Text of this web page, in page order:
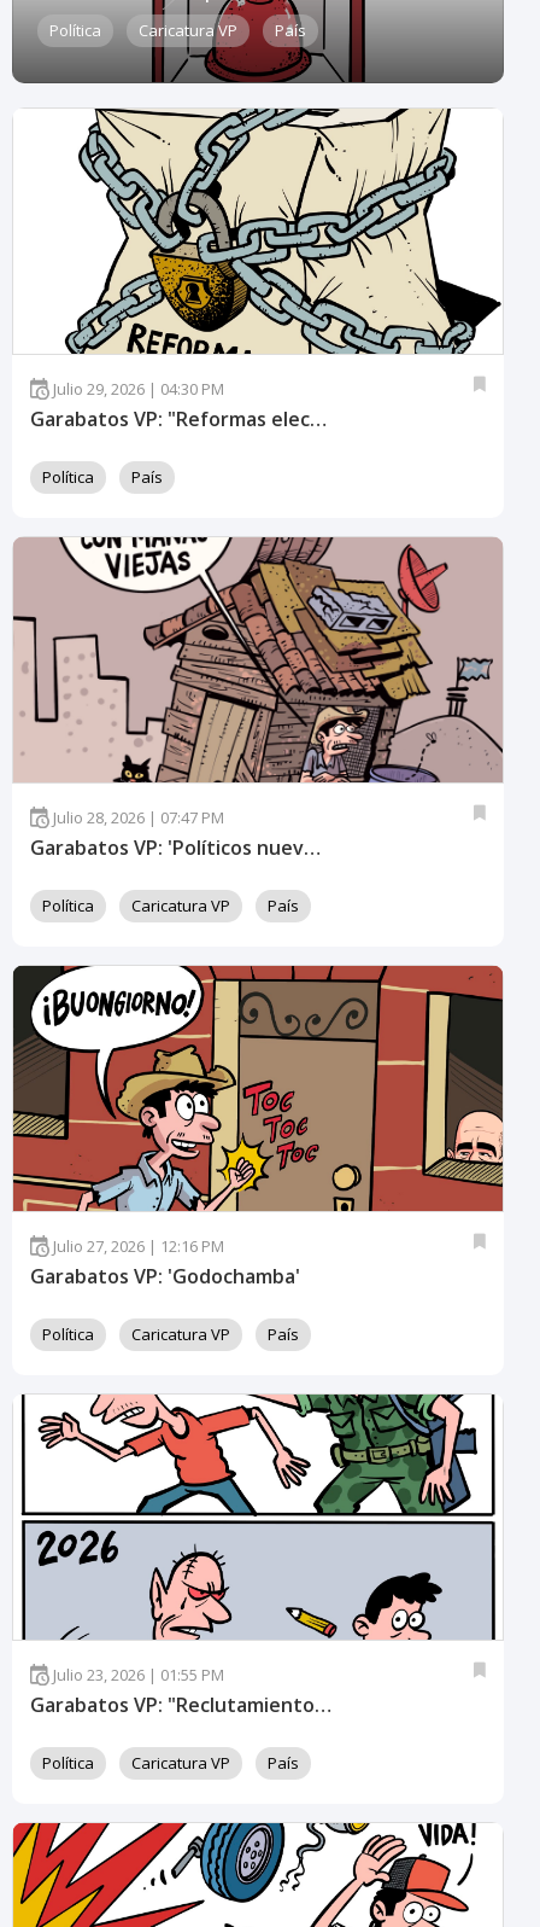
Política Caricatura VP País
Julio 29, 2026 | 04:30 PM
Garabatos VP: "Reformas electorales"
Política País
Julio 28, 2026 | 07:47 PM
Garabatos VP: 'Políticos nuevos con mañas viejas'
Política Caricatura VP País
Julio 27, 2026 | 12:16 PM
Garabatos VP: 'Godochamba'
Política Caricatura VP País
Julio 23, 2026 | 01:55 PM
Garabatos VP: "Reclutamiento forzoso"
Política Caricatura VP País